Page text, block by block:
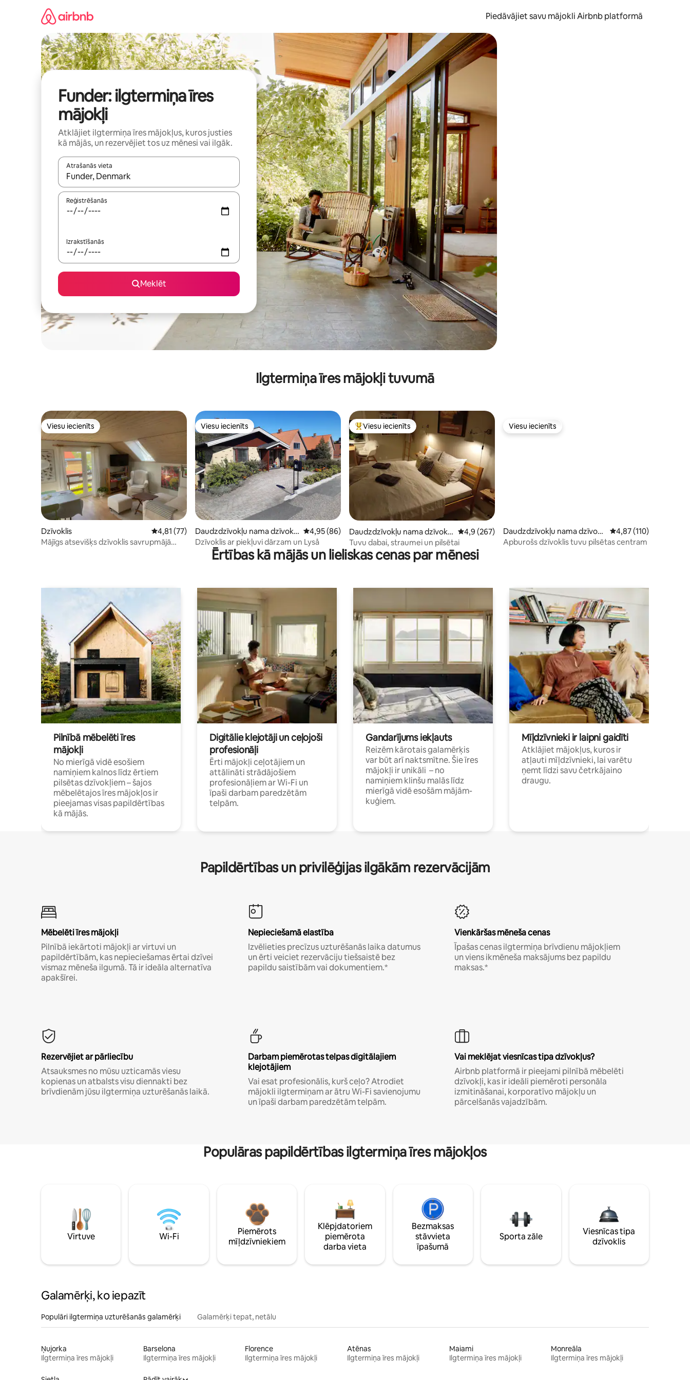
Piedāvājiet savu mājokli Airbnb platformā
Funder: ilgtermiņa īres
mājokļi
Atklājiet ilgtermiņa īres mājokļus, kuros justies
kā mājās, un rezervējiet tos uz mēnesi vai ilgāk.
Atrašanās vieta
Kad rezultāti kļūs pieejami, izmantojiet bultiņu uz augšu un uz leju vai izpētiet tos, pieskaroties ekrānam vai pavelkot pa to ar pirkstu.
Reģistrēšanās
Izrakstīšanās
Meklēt
Ilgtermiņa īres mājokļi tuvumā
Viesu iecienīts
Viesu iecienīts
Dzīvoklis Vidējais vērtējums: 4,81 no 5, atsauksmju skaits: 77
4,81 (77)
Mājīgs atsevišķs dzīvoklis savrupmājā
Viesu iecienīts
Viesu iecienīts
Daudzdzīvokļu nama dzīvokli
s
Vidējais vērtējums: 4,95 no 5, atsauksmju skaits: 86
4,95 (86)
Dzīvoklis ar piekļuvi dārzam un Lyså
Populārs viesu iecienīts mājoklis
Viesu iecienīts
Daudzdzīvokļu nama dzīvokli
s
Vidējais vērtējums: 4,9 no 5, atsauksmju skaits: 267
4,9 (267)
Tuvu dabai, straumei un pilsētai
Viesu iecienīts
Viesu iecienīts
Daudzdzīvokļu nama dzīvokli
s
Vidējais vērtējums:
4,87 (110)
Apburošs dzīvoklis tuvu pilsētas centram
Ērtības kā mājās un lieliskas cenas par mēnesi
Pilnībā mēbelēti īres
mājokļi
No mierīgā vidē esošiem
namiņiem kalnos līdz ērtiem
pilsētas dzīvokļiem – šajos
mēbelētajos īres mājokļos ir
pieejamas visas papildērtības
kā mājās.
Digitālie klejotāji un ceļojoši
profesionāļi
Ērti mājokļi ceļotājiem un
attālināti strādājošiem
profesionāļiem ar Wi-Fi un
īpaši darbam paredzētām
telpām.
Gandarījums iekļauts
Reizēm kārotais galamērķis
var būt arī naktsmītne. Šie īres
mājokļi ir unikāli – no
namiņiem klinšu malās līdz
mierīgā vidē esošām mājām-
kuģiem.
Mīļdzīvnieki ir laipni gaidīti
Atklājiet mājokļus, kuros ir
atļauti mīļdzīvnieki, lai varētu
ņemt līdzi savu četrkājaino
draugu.
Papildērtības un privilēģijas ilgākām rezervācijām
Mēbelēti īres mājokļi
Pilnībā iekārtoti mājokļi ar virtuvi un
papildērtībām, kas nepieciešamas ērtai dzīvei
vismaz mēneša ilgumā. Tā ir ideāla alternatīva
apakšīrei.
Nepieciešamā elastība
Izvēlieties precīzus uzturēšanās laika datumus
un ērti veiciet rezervāciju tiešsaistē bez
papildu saistībām vai dokumentiem.*
Vienkāršas mēneša cenas
Īpašas cenas ilgtermiņa brīvdienu mājokļiem
un viens ikmēneša maksājums bez papildu
maksas.*
Rezervējiet ar pārliecību
Atsauksmes no mūsu uzticamās viesu
kopienas un atbalsts visu diennakti bez
brīvdienām jūsu ilgtermiņa uzturēšanās laikā.
Darbam piemērotas telpas digitālajiem
klejotājiem
Vai esat profesionālis, kurš ceļo? Atrodiet
mājokli ilgtermiņam ar ātru Wi-Fi savienojumu
un īpaši darbam paredzētām telpām.
Vai meklējat viesnīcas tipa dzīvokļus?
Airbnb platformā ir pieejami pilnībā mēbelēti
dzīvokļi, kas ir ideāli piemēroti personāla
izmitināšanai, korporatīvo mājokļu un
pārcelšanās vajadzībām.
Populāras papildērtības ilgtermiņa īres mājokļos
Virtuve Wi-Fi
Piemērots
mīļdzīvniekiem
Klēpjdatoriem
piemērota
darba vieta
Bezmaksas
stāvvieta
īpašumā
Sporta zāle
Viesnīcas tipa
dzīvoklis
Galamērķi, ko iepazīt
Populāri ilgtermiņa uzturēšanās galamērķi Galamērķi tepat, netālu
Ņujorka
Ilgtermiņa īres mājokļi
Barselona
Ilgtermiņa īres mājokļi
Florence
Ilgtermiņa īres mājokļi
Atēnas
Ilgtermiņa īres mājokļi
Maiami
Ilgtermiņa īres mājokļi
Monreāla
Ilgtermiņa īres mājokļi